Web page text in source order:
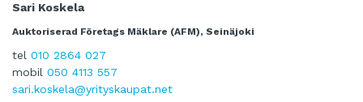
Sari Koskela
Auktoriserad Företags Mäklare (AFM), Seinäjoki
tel 010 2864 027
mobil 050 4113 557
sari.koskela@yrityskaupat.net